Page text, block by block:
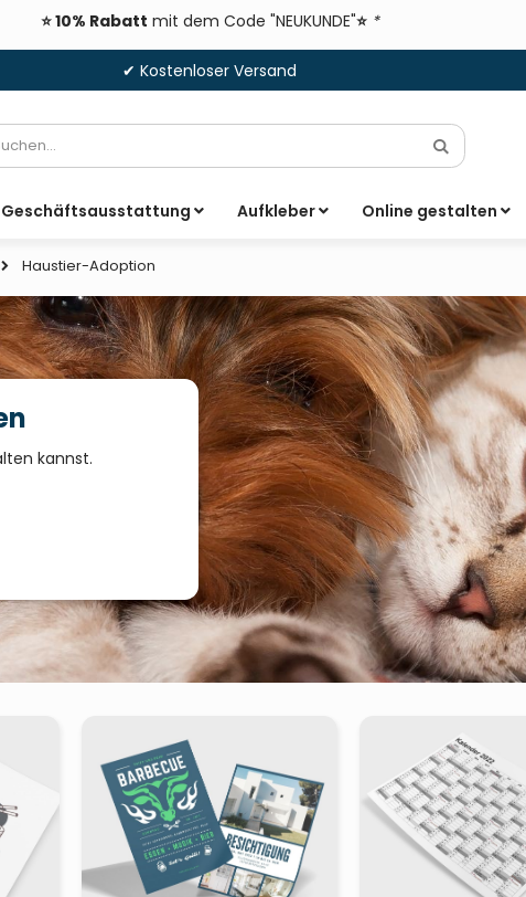
⭐ 10% Rabatt mit dem Code "NEUKUNDE"⭐ *
✔ Kostenloser Versand
Geschäftsausstattung Aufkleber Online gestalten
Haustier-Adoption
kannst.